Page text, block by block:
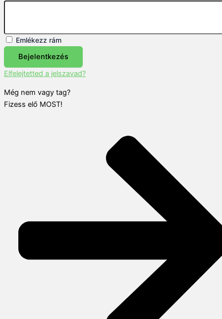
Emlékezz rám
Bejelentkezés
Elfelejtetted a jelszavad?
Még nem vagy tag?
Fizess elő MOST!